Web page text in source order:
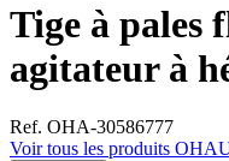
Tige à pales
agitateur à
Ref. OHA-30586777
Voir tous les produits